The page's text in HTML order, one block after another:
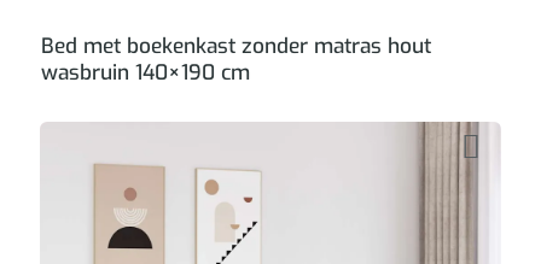
Bed met boekenkast zonder matras hout
wasbruin 140×190 cm